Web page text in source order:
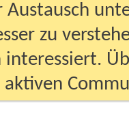
zu
interessiert.